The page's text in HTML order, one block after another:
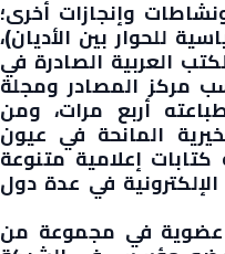
وإنجازات أخرى؛
للحوار بين الأديان)،
العربية الصادرة في
لعام 2002، حسب مركز المصادر ومجلة
أربع مرات، ومن
المانحة في عيون
إعلامية متنوعة
في عدة دول
عضوية في مجموعة من